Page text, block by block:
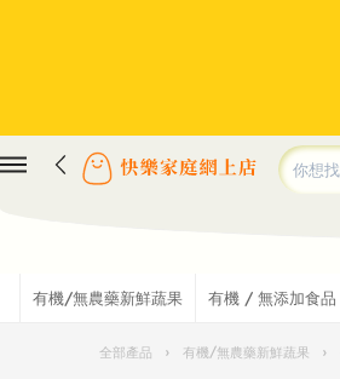
有機/無農藥新鮮蔬果 有機 / 無添加食品
全部產品 › 有機/無農藥新鮮蔬果 ›